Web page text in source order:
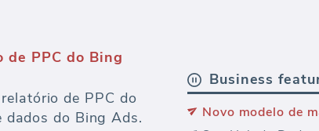
relatórios e
até a
Business